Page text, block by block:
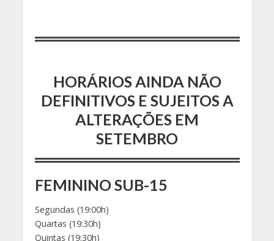
HORÁRIOS AINDA NÃO
DEFINITIVOS E SUJEITOS A
ALTERAÇÕES EM
SETEMBRO
FEMININO SUB-15
Segundas (19:00h)
Quartas (19:30h)
Quintas (19:30h)